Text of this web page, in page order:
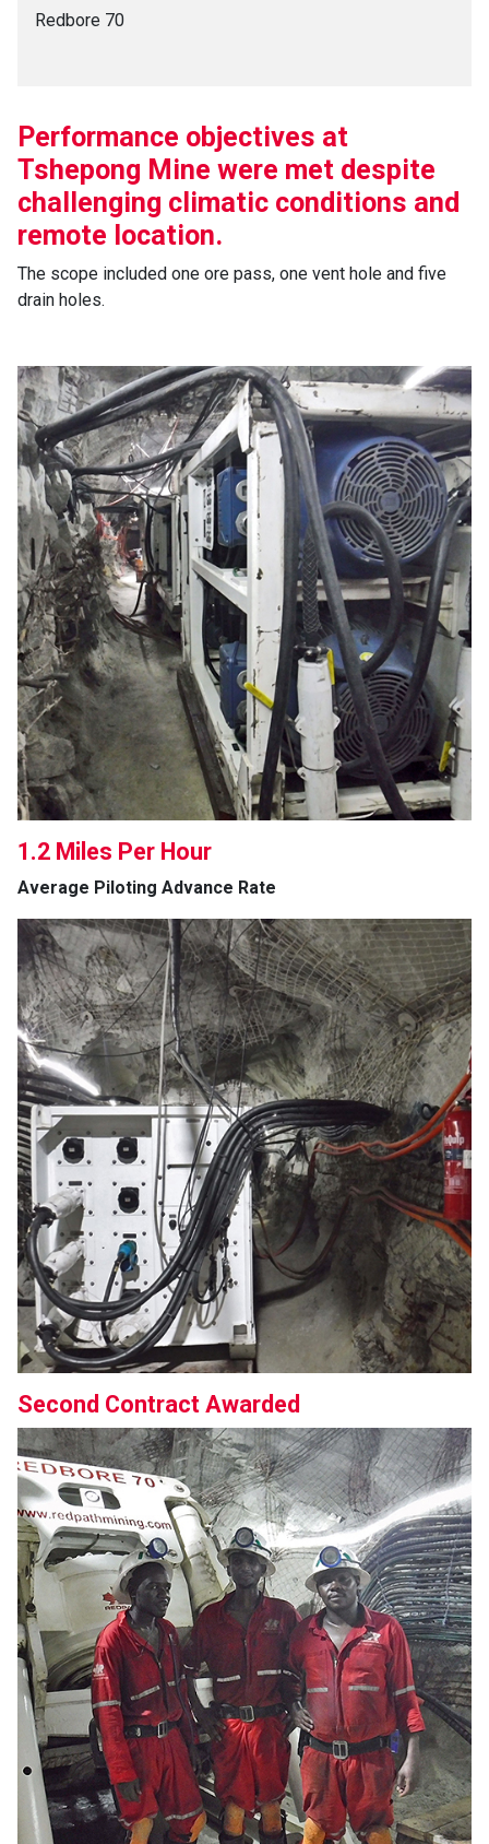
Redbore 70
Performance objectives at
Tshepong Mine were met despite
challenging climatic conditions and
remote location.
The scope included one ore pass, one vent hole and five
drain holes.
1.2 Miles Per Hour
Average Piloting Advance Rate
Second Contract Awarded